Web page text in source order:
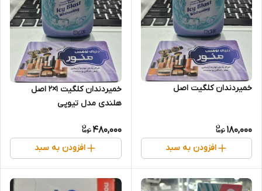
خمیردندان کلگیت اصل
180,000
افزودن به سبد
خمیردندان کلگیت ۱×۲ اصل
هلندی مدل تیوپی
480,000
افزودن به سبد